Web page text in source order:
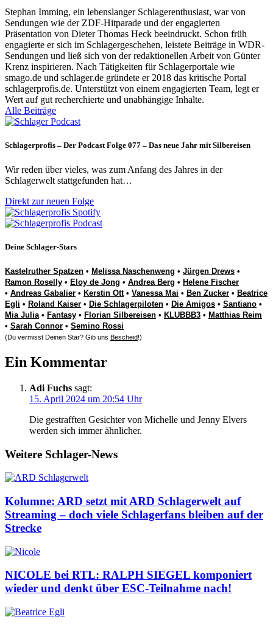
Stephan Imming, ein lebenslanger Schlagerenthusiast, war von
Sendungen wie der ZDF-Hitparade und der engagierten
Präsentation von Dieter Thomas Heck beeindruckt. Schon früh
engagierte er sich im Schlagergeschehen, leistete Beiträge in WDR-
Sendungen und ließ sich von der redaktionellen Arbeit von Günter
Krenz inspirieren. Nach Tätigkeiten für Schlagerportale wie
smago.de und schlager.de gründete er 2018 das kritische Portal
schlagerprofis.de. Unterstützt von einem engagierten Team, legt er
Wert auf gut recherchierte und unabhängige Inhalte.
Alle Beiträge
Schlagerprofis – Der Podcast Folge 077 – Das neue Jahr mit Silbereisen
Wir reden über vieles, was zum Anfang des Jahres in der
Schlagerwelt stattgefunden hat…
Direkt zur neuen Folge
Deine Schlager-Stars
Kastelruther Spatzen • Melissa Naschenweng • Jürgen Drews •
Ramon Roselly • Eloy de Jong • Andrea Berg • Helene Fischer
• Andreas Gabalier • Kerstin Ott• Vanessa Mai • Ben Zucker • Beatrice
Egli • Roland Kaiser • Die Schlagerpiloten • Die Amigos • Santiano •
Mia Julia• Fantasy • Florian Silbereisen • KLUBBB3 • Matthias Reim
• Sarah Connor • Semino Rossi
(Du vermisst Deinen Star? Gib uns Bescheid!)
Ein Kommentar
Adi Fuchs sagt:
15. April 2024 um 20:54 Uhr
Die gestrafften Gesichter von Michelle und Jenny Elvers
werden sich immer ähnlicher.
Weitere Schlager-News
Kolumne: ARD setzt mit ARD Schlagerwelt auf
Streaming – doch viele Schlagerfans bleiben auf der
Strecke
NICOLE bei RTL: RALPH SIEGEL komponiert
wieder und denkt über ESC-Teilnahme nach!